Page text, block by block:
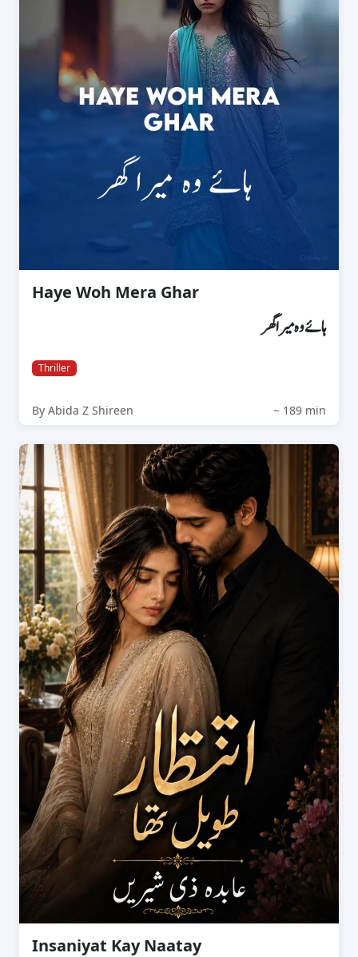
Haye Woh Mera Ghar
ہائے وہ میرا گھر
Thriller
By Abida Z Shireen ~ 189 min
Insaniyat Kay Naatay